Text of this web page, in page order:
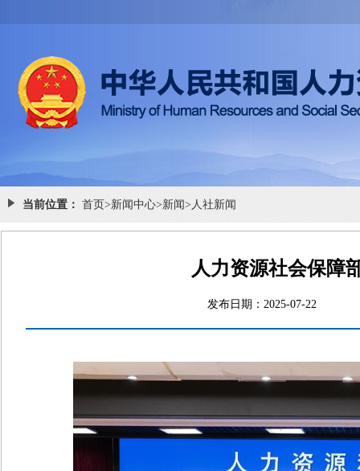
当前位置： 首页>新闻中心>新闻> 人社新闻
人力资源社会保障
发布日期：2025-07-